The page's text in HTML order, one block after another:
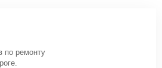
по ремонту